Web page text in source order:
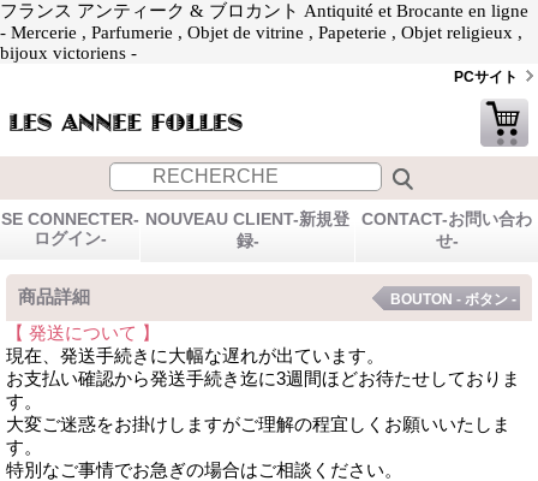
フランス アンティーク & ブロカント Antiquité et Brocante en ligne
- Mercerie , Parfumerie , Objet de vitrine , Papeterie , Objet religieux ,
bijoux victoriens -
PCサイト
SE CONNECTER-
ログイン-
NOUVEAU CLIENT-新規登
録-
CONTACT-お問い合わ
せ-
商品詳細 BOUTON - ボタン -
【 発送について 】
現在、発送手続きに大幅な遅れが出ています。
お支払い確認から発送手続き迄に3週間ほどお待たせしておりま
す。
大変ご迷惑をお掛けしますがご理解の程宜しくお願いいたしま
す。
特別なご事情でお急ぎの場合はご相談ください。